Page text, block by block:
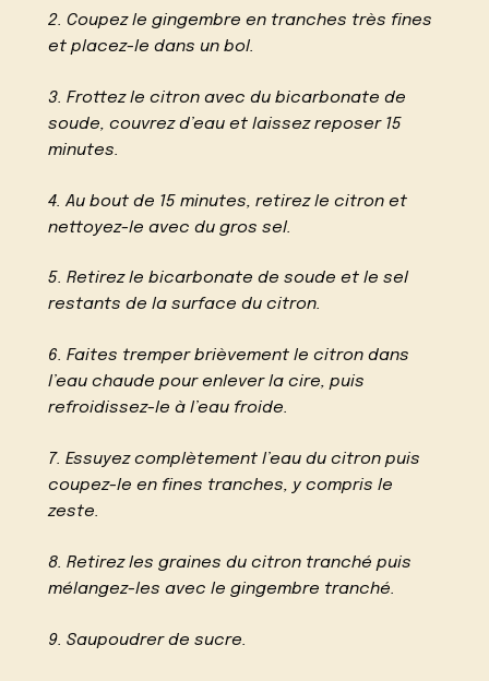
2. Coupez le gingembre en tranches très fines
et placez-le dans un bol.
3. Frottez le citron avec du bicarbonate de
soude, couvrez d’eau et laissez reposer 15
minutes.
4. Au bout de 15 minutes, retirez le citron et
nettoyez-le avec du gros sel.
5. Retirez le bicarbonate de soude et le sel
restants de la surface du citron.
6. Faites tremper brièvement le citron dans
l’eau chaude pour enlever la cire, puis
refroidissez-le à l’eau froide.
7. Essuyez complètement l’eau du citron puis
coupez-le en fines tranches, y compris le
zeste.
8. Retirez les graines du citron tranché puis
mélangez-les avec le gingembre tranché.
9. Saupoudrer de sucre.